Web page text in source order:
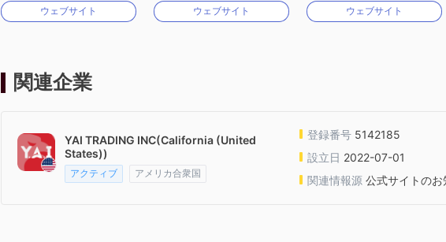
ウェブサイト ウェブサイト ウェブサイト
関連企業
YAI TRADING INC(California (United
States))
アクティブ アメリカ合衆国
登録番号 5142185
設立日 2022-07-01
関連情報源 公式サイトのお